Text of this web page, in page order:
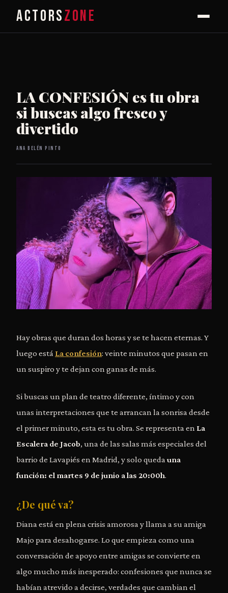
ACTORSZONE
LA CONFESIÓN es tu obra
si buscas algo fresco y
divertido
Ana Belén Pinto
Hay obras que duran dos horas y se te hacen eternas. Y
luego está La confesión: veinte minutos que pasan en
un suspiro y te dejan con ganas de más.
Si buscas un plan de teatro diferente, íntimo y con
unas interpretaciones que te arrancan la sonrisa desde
el primer minuto, esta es tu obra. Se representa en La
Escalera de Jacob, una de las salas más especiales del
barrio de Lavapiés en Madrid, y solo quedauna
función: el martes 9 de junio a las 20:00h.
¿De qué va?
Diana está en plena crisis amorosa y llama a su amiga
Majo para desahogarse. Lo que empieza como una
conversación de apoyo entre amigas se convierte en
algo mucho más inesperado: confesiones que nunca se
habían atrevido a decirse, verdades que cambian el